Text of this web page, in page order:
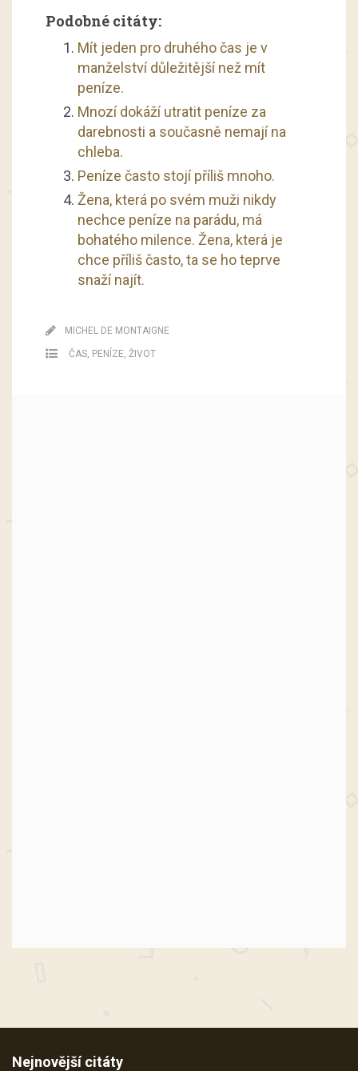
Podobné citáty:
Mít jeden pro druhého čas je v
manželství důležitější než mít
peníze.
Mnozí dokáží utratit peníze za
darebnosti a současně nemají na
chleba.
Peníze často stojí příliš mnoho.
Žena, která po svém muži nikdy
nechce peníze na parádu, má
bohatého milence. Žena, která je
chce příliš často, ta se ho teprve
snaží najít.
MICHEL DE MONTAIGNE
ČAS, PENÍZE, ŽIVOT
Nejnovější citáty